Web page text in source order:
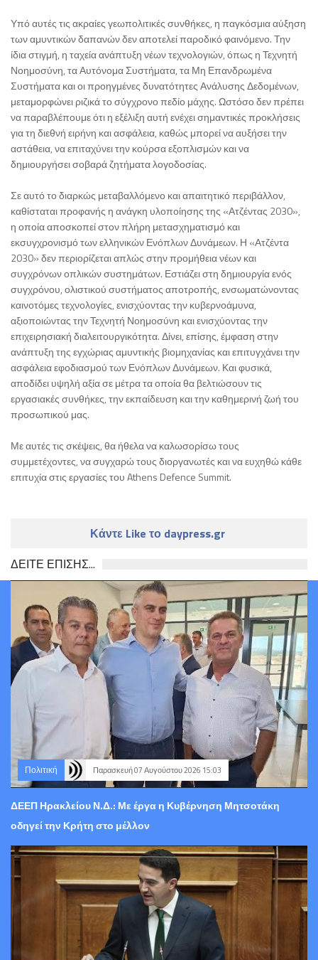
Υπό αυτές τις ακραίες γεωπολιτικές συνθήκες, η παγκόσμια αύξηση
των αμυντικών δαπανών δεν αποτελεί παροδικό φαινόμενο. Την
ίδια στιγμή, η ταχεία ανάπτυξη νέων τεχνολογιών, όπως η Τεχνητή
Νοημοσύνη, τα Αυτόνομα Συστήματα, τα Μη Επανδρωμένα
Συστήματα και οι προηγμένες δυνατότητες Ανάλυσης Δεδομένων,
μεταμορφώνει ριζικά το σύγχρονο πεδίο μάχης. Ωστόσο δεν πρέπει
να παραβλέπουμε ότι η εξέλιξη αυτή ενέχει σημαντικές προκλήσεις
για τη διεθνή ειρήνη και ασφάλεια, καθώς μπορεί να αυξήσει την
αστάθεια, να επιταχύνει την κούρσα εξοπλισμών και να
δημιουργήσει σοβαρά ζητήματα λογοδοσίας.
Σε αυτό το διαρκώς μεταβαλλόμενο και απαιτητικό περιβάλλον,
καθίσταται προφανής η ανάγκη υλοποίησης της «Ατζέντας 2030»,
η οποία αποσκοπεί στον πλήρη μετασχηματισμό και
εκσυγχρονισμό των ελληνικών Ενόπλων Δυνάμεων. Η «Ατζέντα
2030» δεν περιορίζεται απλώς στην προμήθεια νέων και
συγχρόνων οπλικών συστημάτων. Εστιάζει στη δημιουργία ενός
συγχρόνου, ολιστικού συστήματος αποτροπής, ενσωματώνοντας
καινοτόμες τεχνολογίες, ενισχύοντας την κυβερνοάμυνα,
αξιοποιώντας την Τεχνητή Νοημοσύνη και ενισχύοντας την
επιχειρησιακή διαλειτουργικότητα. Δίνει, επίσης, έμφαση στην
ανάπτυξη της εγχώριας αμυντικής βιομηχανίας και επιτυγχάνει την
ασφάλεια εφοδιασμού των Ενόπλων Δυνάμεων. Και φυσικά,
αποδίδει υψηλή αξία σε μέτρα τα οποία θα βελτιώσουν τις
εργασιακές συνθήκες, την εκπαίδευση και την καθημερινή ζωή του
προσωπικού μας.
Με αυτές τις σκέψεις, θα ήθελα να καλωσορίσω τους
συμμετέχοντες, να συγχαρώ τους διοργανωτές και να ευχηθώ κάθε
επιτυχία στις εργασίες του Athens Defence Summit.
Κάντε Like το daypress.gr
ΔΕΙΤΕ ΕΠΙΣΗΣ...
Πολιτική Παρασκευή 07 Αυγούστου 2026 15:03
ΔΕΕΠ Ηρακλείου Ν.Δ.: Με έργα η Κυβέρνηση Μητσοτάκη
οδηγεί την Κρήτη στο μέλλον